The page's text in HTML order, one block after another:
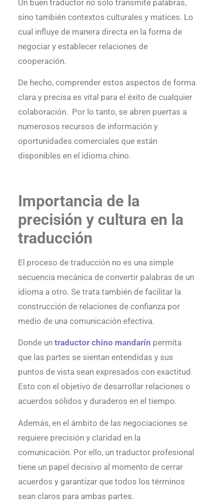
Un buen traductor no solo transmite palabras,
sino también contextos culturales y matices. Lo
cual influye de manera directa en la forma de
negociar y establecer relaciones de
cooperación.
De hecho, comprender estos aspectos de forma
clara y precisa es vital para el éxito de cualquier
colaboración. Por lo tanto, se abren puertas a
numerosos recursos de información y
oportunidades comerciales que están
disponibles en el idioma chino.
Importancia de la
precisión y cultura en la
traducción
El proceso de traducción no es una simple
secuencia mecánica de convertir palabras de un
idioma a otro. Se trata también de facilitar la
construcción de relaciones de confianza por
medio de una comunicación efectiva.
Donde un traductor chino mandarín permita
que las partes se sientan entendidas y sus
puntos de vista sean expresados con exactitud.
Esto con el objetivo de desarrollar relaciones o
acuerdos sólidos y duraderos en el tiempo.
Además, en el ámbito de las negociaciones se
requiere precisión y claridad en la
comunicación. Por ello, un traductor profesional
tiene un papel decisivo al momento de cerrar
acuerdos y garantizar que todos los términos
sean claros para ambas partes.